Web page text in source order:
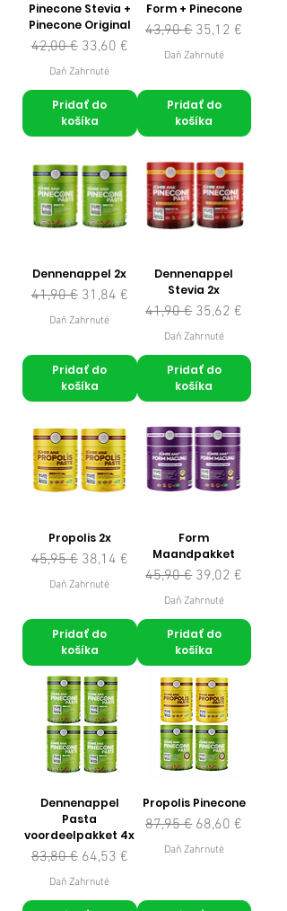
Pinecone Stevia +
Pinecone Original
Normálna cena
42,00 € Zľavnená cena
33,60 €
Daň Zahrnuté
Pridať do
košíka
Form + Pinecone
Normálna cena
43,90 € Zľavnená cena
35,12 €
Daň Zahrnuté
Pridať do
košíka
Dennenappel 2x
Normálna cena
41,90 € Zľavnená cena
31,84 €
Daň Zahrnuté
Pridať do
košíka
Dennenappel
Stevia 2x
Normálna cena
41,90 € Zľavnená cena
35,62 €
Daň Zahrnuté
Pridať do
košíka
Propolis 2x
Normálna cena
45,95 € Zľavnená cena
38,14 €
Daň Zahrnuté
Pridať do
košíka
Form
Maandpakket
Normálna cena
45,90 € Zľavnená cena
39,02 €
Daň Zahrnuté
Pridať do
košíka
Dennenappel
Pasta
voordeelpakket 4x
Normálna cena
83,80 € Zľavnená cena
64,53 €
Daň Zahrnuté
Propolis Pinecone
Normálna cena
87,95 € Zľavnená cena
68,60 €
Daň Zahrnuté